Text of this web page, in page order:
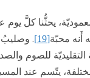
يحثُّنا كلَّ يوم
أَنه محبّة[19] . وصليبُ
التقليديّة للصوم
يتّسم عند